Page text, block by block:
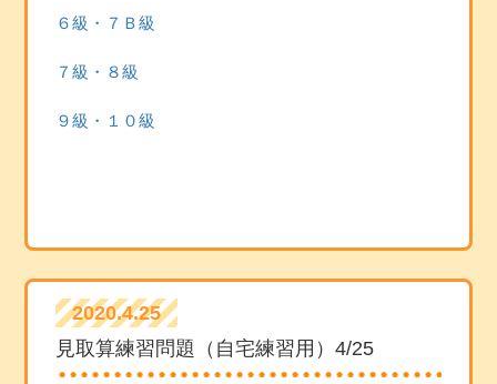
６級・７Ｂ級
７級・８級
９級・１０級
2020.4.25
見取算練習問題（自宅練習用）4/25